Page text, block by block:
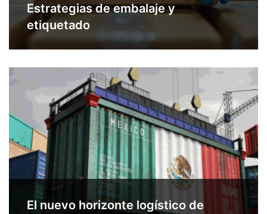
Estrategias de embalaje y
etiquetado
El nuevo horizonte logístico de